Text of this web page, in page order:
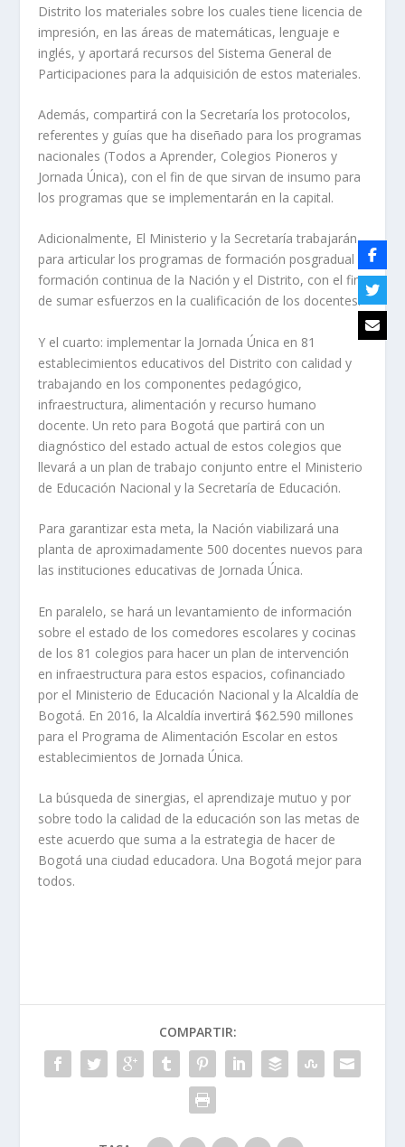
Distrito los materiales sobre los cuales tiene licencia de
impresión, en las áreas de matemáticas, lenguaje e
inglés, y aportará recursos del Sistema General de
Participaciones para la adquisición de estos materiales.
Además, compartirá con la Secretaría los protocolos,
referentes y guías que ha diseñado para los programas
nacionales (Todos a Aprender, Colegios Pioneros y
Jornada Única), con el fin de que sirvan de insumo para
los programas que se implementarán en la capital.
Adicionalmente, El Ministerio y la Secretaría trabajarán
para articular los programas de formación posgradual y
formación continua de la Nación y el Distrito, con el fin
de sumar esfuerzos en la cualificación de los docentes.
Y el cuarto: implementar la Jornada Única en 81
establecimientos educativos del Distrito con calidad y
trabajando en los componentes pedagógico,
infraestructura, alimentación y recurso humano
docente. Un reto para Bogotá que partirá con un
diagnóstico del estado actual de estos colegios que
llevará a un plan de trabajo conjunto entre el Ministerio
de Educación Nacional y la Secretaría de Educación.
Para garantizar esta meta, la Nación viabilizará una
planta de aproximadamente 500 docentes nuevos para
las instituciones educativas de Jornada Única.
En paralelo, se hará un levantamiento de información
sobre el estado de los comedores escolares y cocinas
de los 81 colegios para hacer un plan de intervención
en infraestructura para estos espacios, cofinanciado
por el Ministerio de Educación Nacional y la Alcaldía de
Bogotá. En 2016, la Alcaldía invertirá $62.590 millones
para el Programa de Alimentación Escolar en estos
establecimientos de Jornada Única.
La búsqueda de sinergias, el aprendizaje mutuo y por
sobre todo la calidad de la educación son las metas de
este acuerdo que suma a la estrategia de hacer de
Bogotá una ciudad educadora. Una Bogotá mejor para
todos.
COMPARTIR: